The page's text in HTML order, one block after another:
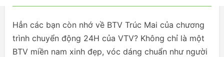
Hẳn các bạn còn nhớ về BTV Trúc Mai của chương
trình chuyển động 24H của VTV? Không chỉ là một
BTV miền nam xinh đẹp, vóc dáng chuẩn như người